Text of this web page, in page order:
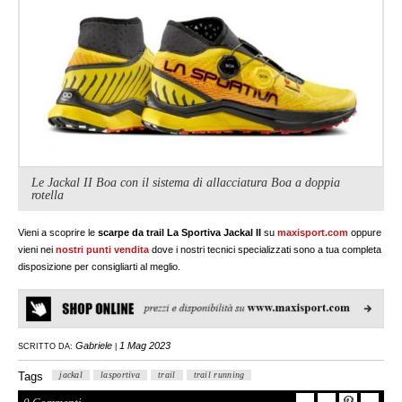
Le Jackal II Boa con il sistema di allacciatura Boa a doppia
rotella
Vieni a scoprire lescarpe da trail La Sportiva Jackal II sumaxisport.com oppure
vieni neinostri punti vendita dove i nostri tecnici specializzati sono a tua completa
disposizione per consigliarti al meglio.
SCRITTO DA: Gabriele 1 Mag 2023
Tags jackal lasportiva trail trail running